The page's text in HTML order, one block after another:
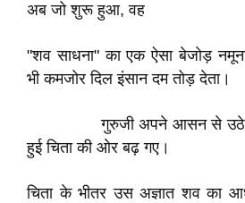
अब जो शुरू हुआ, वह
"शव साधना" का एक ऐसा बेजोड़
भी कमजोर दिल इंसान दम तोड़ देता।
गुरुजी अपने आसन से उठे
हुई चिता की ओर बढ़ गए।
चिता के भीतर उस अज्ञात शव का